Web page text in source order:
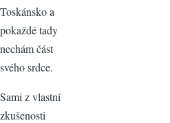
Toskánsko a
pokaždé tady
nechám část
svého srdce.
Sami z vlastní
zkušenosti